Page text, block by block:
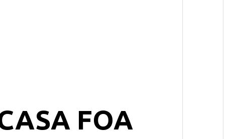
FOA